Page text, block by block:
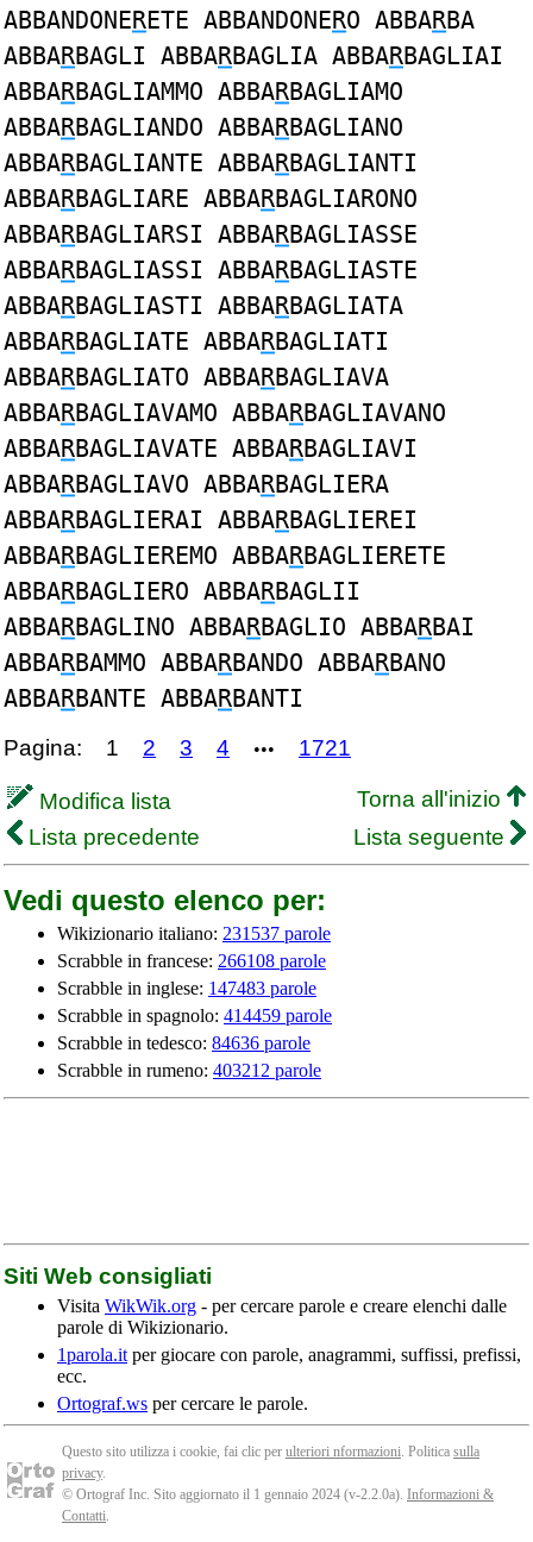
ABBANDONERETE ABBANDONERO ABBARBA
ABBARBAGLI ABBARBAGLIA ABBARBAGLIAI
ABBARBAGLIAMMO ABBARBAGLIAMO
ABBARBAGLIANDO ABBARBAGLIANO
ABBARBAGLIANTE ABBARBAGLIANTI
ABBARBAGLIARE ABBARBAGLIARONO
ABBARBAGLIARSI ABBARBAGLIASSE
ABBARBAGLIASSI ABBARBAGLIASTE
ABBARBAGLIASTI ABBARBAGLIATA
ABBARBAGLIATE ABBARBAGLIATI
ABBARBAGLIATO ABBARBAGLIAVA
ABBARBAGLIAVAMO ABBARBAGLIAVANO
ABBARBAGLIAVATE ABBARBAGLIAVI
ABBARBAGLIAVO ABBARBAGLIERA
ABBARBAGLIERAI ABBARBAGLIEREI
ABBARBAGLIEREMO ABBARBAGLIERETE
ABBARBAGLIERO ABBARBAGLII
ABBARBAGLINO ABBARBAGLIO ABBARBAI
ABBARBAMMO ABBARBANDO ABBARBANO
ABBARBANTE ABBARBANTI
Pagina: 1 2 3 4 ••• 1721
Modifica lista
Torna all'inizio
Lista precedente
Lista seguente
Vedi questo elenco per:
Wikizionario italiano: 231537 parole
Scrabble in francese: 266108 parole
Scrabble in inglese: 147483 parole
Scrabble in spagnolo: 414459 parole
Scrabble in tedesco: 84636 parole
Scrabble in rumeno: 403212 parole
Siti Web consigliati
Visita WikWik.org - per cercare parole e creare elenchi dalle
parole di Wikizionario.
1parola.it per giocare con parole, anagrammi, suffissi, prefissi,
ecc.
Ortograf.ws per cercare le parole.
Questo sito utilizza i cookie, fai clic per ulteriori nformazioni. Politica sulla
privacy.
© Ortograf Inc. Sito aggiornato il 1 gennaio 2024 (v-2.2.0a). Informazioni &
Contatti.